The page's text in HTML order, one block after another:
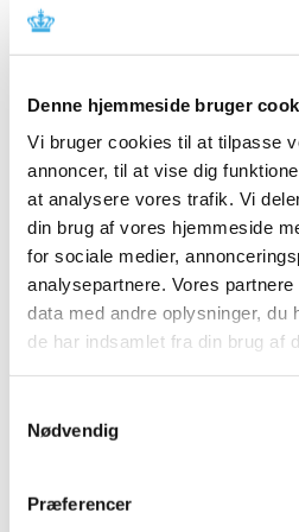
Denne hjemmeside bruger
Vi bruger cookies til at tilpasse
annoncer, til at vise dig
at analysere vores trafik. Vi
din brug af vores hjemmeside
for sociale medier,
analysepartnere. Vores
data med andre oplysninger, du
de har indsamlet fra din brug af
Nødvendig
Præferencer
Referencer
Fabrikant: Siemens
Fabrikantens
(FSCA), AX033/18/S (FSN)
Lægemiddelstyrelsens
Emner
Medicinsk udstyr
Relateret indhold